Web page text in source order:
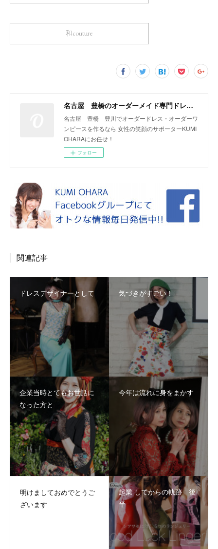
和couture
名古屋 豊橋のオーダーメイド専門ドレスデザイナー KUMI OHARA
名古屋 豊橋 豊川でオーダードレス・オーダーワ
ンピースを作るなら 女性の笑顔のサポーターKUMI
OHARAにお任せ！
フォロー
関連記事
ドレスデザイナーとして 気づきがすごい！
企業当時とてもお世話に
なった方と
今年は流れに身をまかす
明けましておめでとうご
ざいます
起業 してからの軌跡 後
半